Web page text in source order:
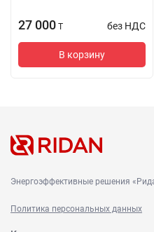
27 000 T без НДС
В корзину
Энергоэффективные решения
Политика персональных данных